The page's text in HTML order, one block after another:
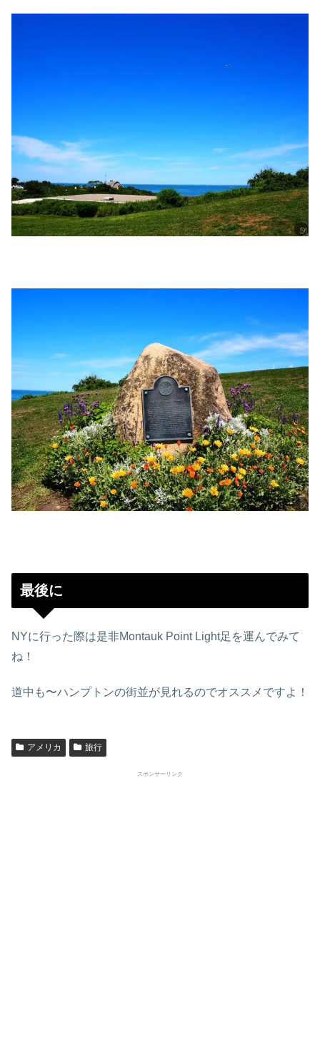
最後に
NYに行った際は是非Montauk Point Light足を運んでみて
ね！
道中も〜ハンプトンの街並が見れるのでオススメですよ！
アメリカ 旅行
スポンサーリンク